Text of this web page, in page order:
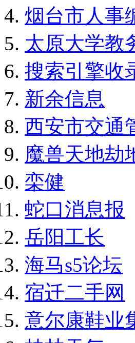
烟台市人事
太原大学教
搜索引擎收
新余信息
西安市交通
魔兽天地劫
栾健
蛇口消息报
岳阳工长
海马s5论坛
宿迁二手网
意尔康鞋业